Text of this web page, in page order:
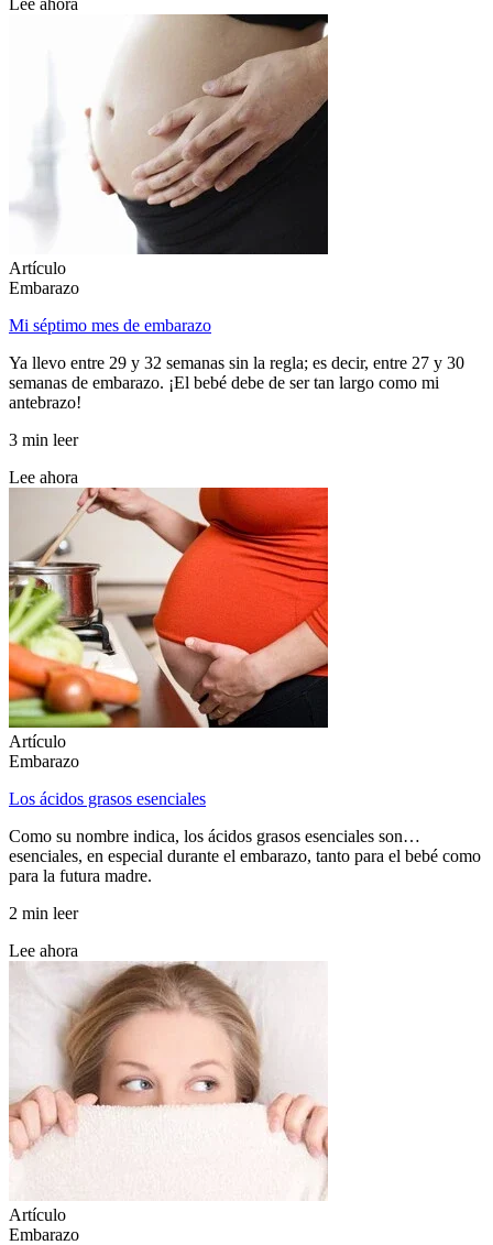
Artículo
Embarazo
Mi séptimo mes de embarazo
Ya llevo entre 29 y 32 semanas sin la regla; es decir, entre 27 y 30
semanas de embarazo. ¡El bebé debe de ser tan largo como mi
antebrazo!
3 min leer
Lee ahora
Artículo
Embarazo
Los ácidos grasos esenciales
Como su nombre indica, los ácidos grasos esenciales son…
esenciales, en especial durante el embarazo, tanto para el bebé como
para la futura madre.
2 min leer
Lee ahora
Artículo
Embarazo